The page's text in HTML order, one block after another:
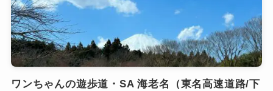
ワンちゃんの遊歩道・SA 海老名（東名高速道路/下